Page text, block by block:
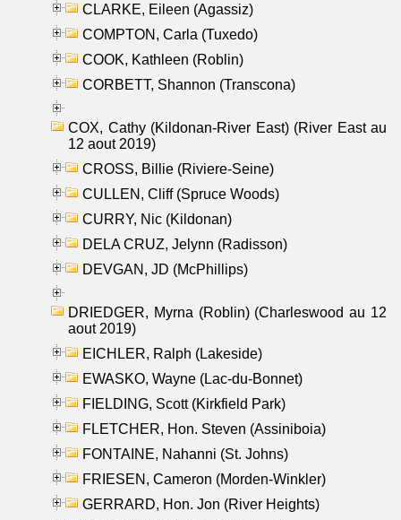
CLARKE, Eileen (Agassiz)
COMPTON, Carla (Tuxedo)
COOK, Kathleen (Roblin)
CORBETT, Shannon (Transcona)
COX, Cathy (Kildonan-River East) (River East au
12 aout 2019)
CROSS, Billie (Riviere-Seine)
CULLEN, Cliff (Spruce Woods)
CURRY, Nic (Kildonan)
DELA CRUZ, Jelynn (Radisson)
DEVGAN, JD (McPhillips)
DRIEDGER, Myrna (Roblin) (Charleswood au 12
aout 2019)
EICHLER, Ralph (Lakeside)
EWASKO, Wayne (Lac-du-Bonnet)
FIELDING, Scott (Kirkfield Park)
FLETCHER, Hon. Steven (Assiniboia)
FONTAINE, Nahanni (St. Johns)
FRIESEN, Cameron (Morden-Winkler)
GERRARD, Hon. Jon (River Heights)